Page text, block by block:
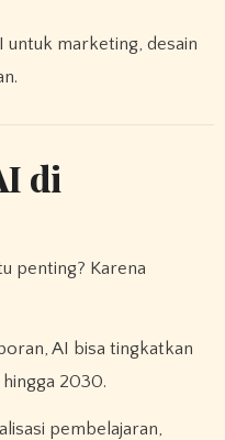
untuk marketing, desain
di
penting? Karena
AI bisa tingkatkan
2030.
pembelajaran,